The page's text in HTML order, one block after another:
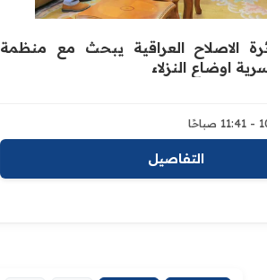
الاصلاح العراقية يبحث مع منظمة
اوضاع النزلاء
التفاصيل